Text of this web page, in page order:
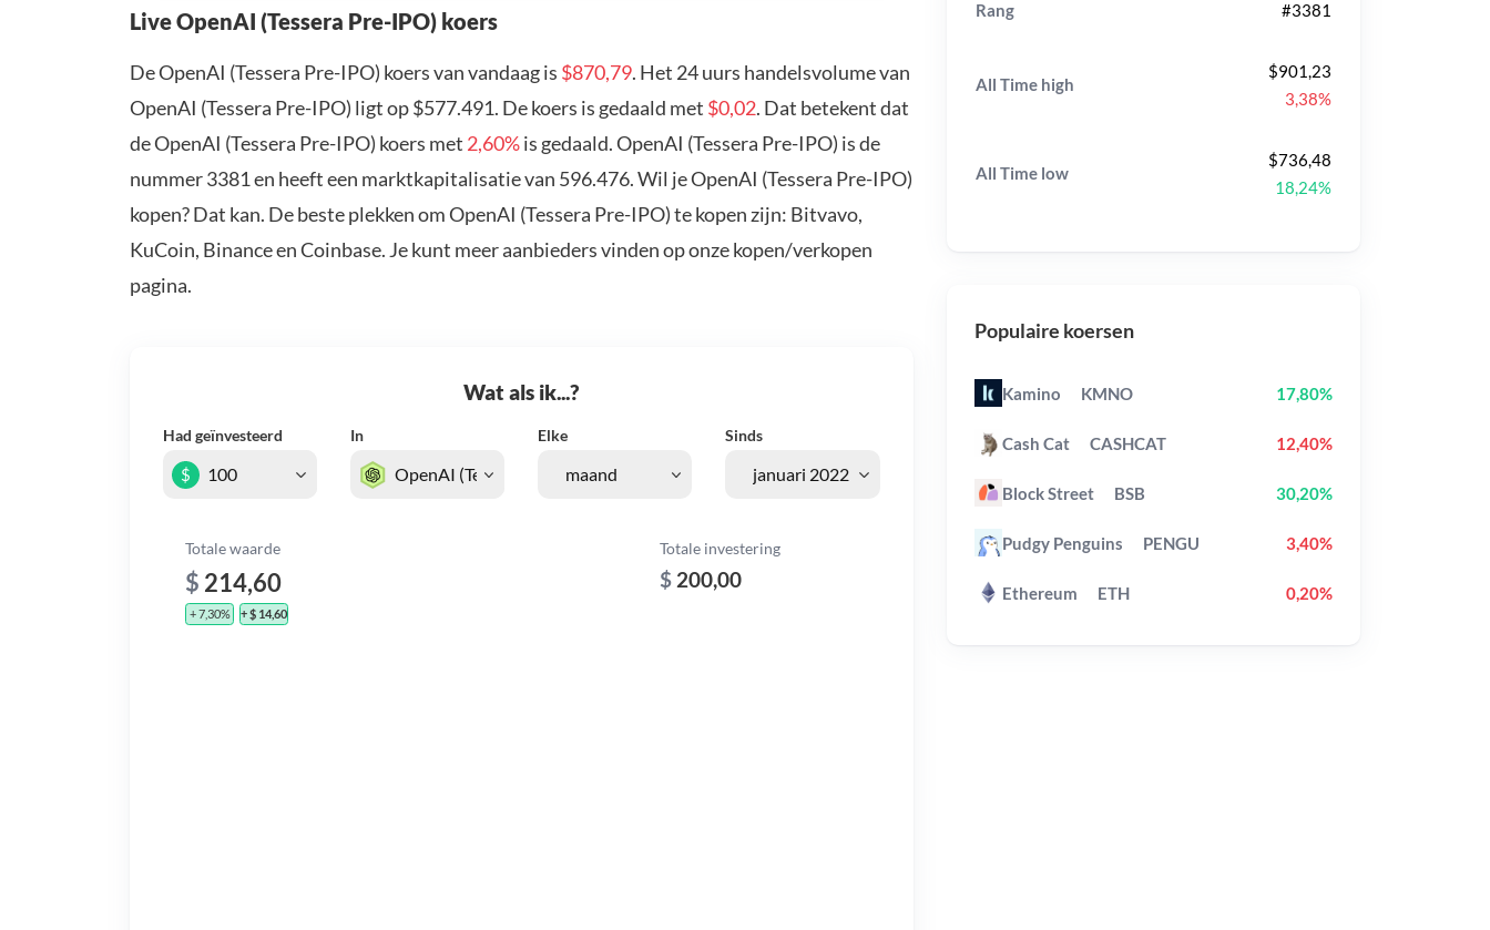
Live OpenAI (Tessera Pre-IPO) koers
De OpenAI (Tessera Pre-IPO) koers van vandaag is $870,79. Het 24 uurs handelsvolume van
OpenAI (Tessera Pre-IPO) ligt op $577.491. De koers is gedaald met $0,02. Dat betekent dat
de OpenAI (Tessera Pre-IPO) koers met 2,60%is gedaald. OpenAI (Tessera Pre-IPO) is de
nummer 3381 en heeft een marktkapitalisatie van 596.476. Wil je OpenAI (Tessera Pre-IPO)
kopen? Dat kan. De beste plekken om OpenAI (Tessera Pre-IPO) te kopen zijn: Bitvavo,
KuCoin, Binance en Coinbase. Je kunt meer aanbieders vinden op onze kopen/verkopen
pagina.
Wat als ik...?
Had geïnvesteerd In Elke Sinds
$
Totale waarde
$ 214,60
+ 7,30% + $ 14,60
Totale investering
$ 200,00
Rang #3381
All Time high
$901,23
3,38%
All Time low
$736,48
18,24%
Populaire koersen
Kamino KMNO 17,80%
Cash Cat CASHCAT 12,40%
Block Street BSB 30,20%
Pudgy Penguins PENGU 3,40%
Ethereum ETH 0,20%